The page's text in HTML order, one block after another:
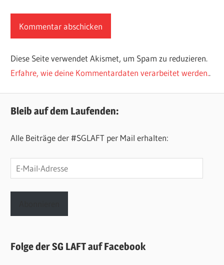
Diese Seite verwendet Akismet, um Spam zu reduzieren.
Erfahre, wie deine Kommentardaten verarbeitet werden..
Bleib auf dem Laufenden:
Alle Beiträge der #SGLAFT per Mail erhalten:
E-
Mail-
Adresse
Folge der SG LAFT auf Facebook